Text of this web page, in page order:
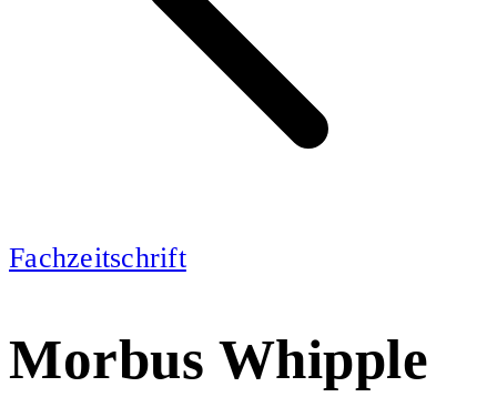
Fachzeitschrift
Morbus Whipple